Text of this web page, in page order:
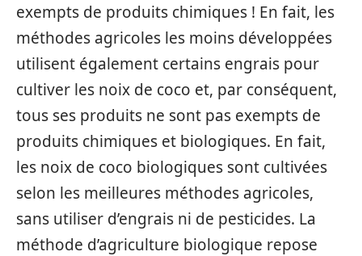
exempts de produits chimiques ! En fait, les
méthodes agricoles les moins développées
utilisent également certains engrais pour
cultiver les noix de coco et, par conséquent,
tous ses produits ne sont pas exempts de
produits chimiques et biologiques. En fait,
les noix de coco biologiques sont cultivées
selon les meilleures méthodes agricoles,
sans utiliser d’engrais ni de pesticides. La
méthode d’agriculture biologique repose